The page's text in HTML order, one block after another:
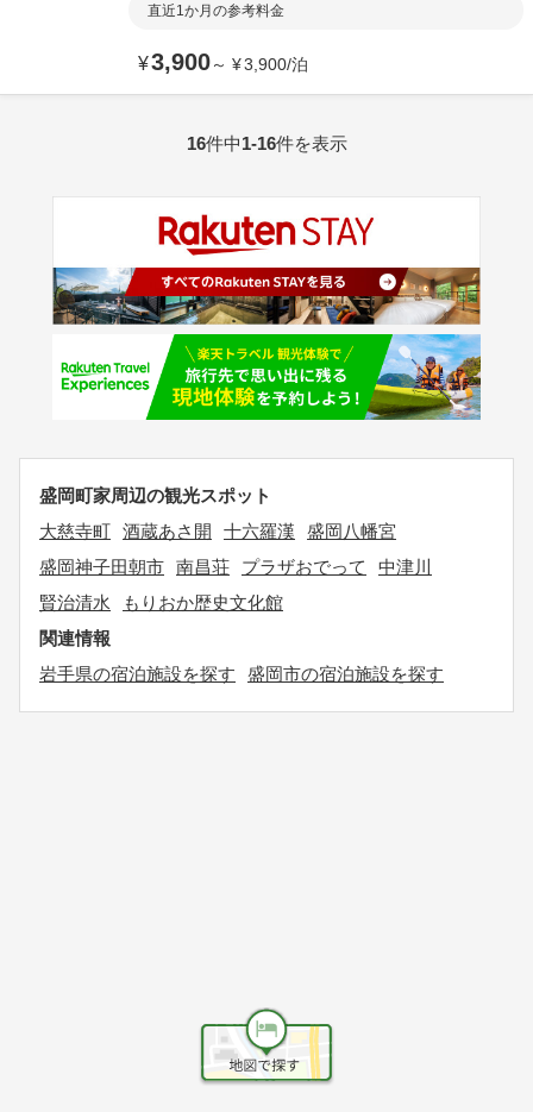
直近1か月の参考料金
¥3,900～ ¥3,900/泊
16件中1-16件を表示
盛岡町家周辺の観光スポット
大慈寺町 酒蔵あさ開 十六羅漢
盛岡八幡宮
盛岡神子田朝市 南昌荘 プラザおでって
中津川
賢治清水
もりおか歴史文化館
関連情報
岩手県の宿泊施設を探す
盛岡市の宿泊施設を探す